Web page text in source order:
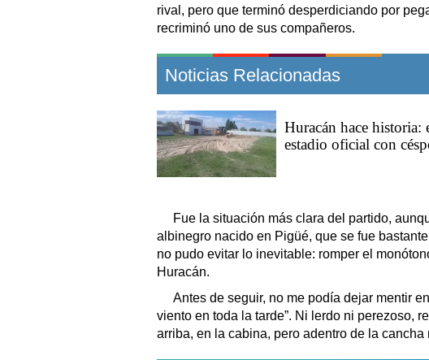
rival, pero que terminó desperdiciando por
recriminó uno de sus compañeros.
Noticias Relacionadas
Huracán hace
estadio oficial con
Fue la situación más clara del partido,
albinegro nacido en Pigüé, que se fue
no pudo evitar lo inevitable: romper el
Huracán.
Antes de seguir, no me podía dejar mentir
viento en toda la tarde”. Ni lerdo ni perezoso,
arriba, en la cabina, pero adentro de la